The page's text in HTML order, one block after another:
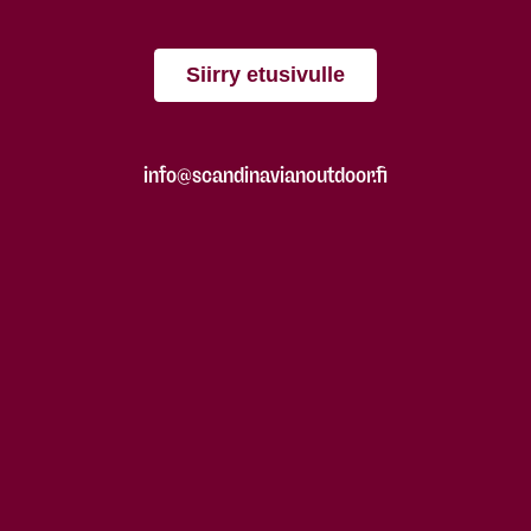
Siirry etusivulle
info@scandinavianoutdoor.fi